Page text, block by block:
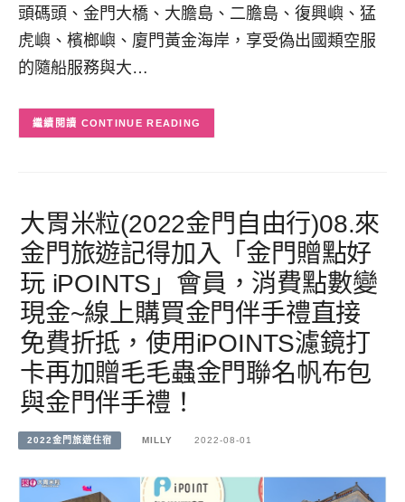
頭碼頭、金門大橋、大膽島、二膽島、復興嶼、猛
虎嶼、檳榔嶼、廈門黃金海岸，享受偽出國類空服
的隨船服務與大…
CONTINUE READING
大胃米粒(2022金門自由行)08.來
金門旅遊記得加入「金門贈點好
玩 iPOINTS」會員，消費點數變
現金~線上購買金門伴手禮直接
免費折抵，使用iPOINTS濾鏡打
卡再加贈毛毛蟲金門聯名帆布包
與金門伴手禮！
2022金門旅遊住宿 MILLY 2022-08-01